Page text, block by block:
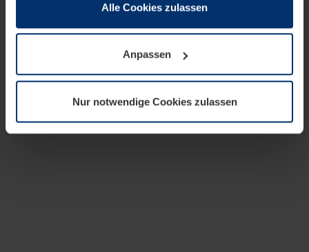
wenn diese für den Betrieb dieser Seite unbedingt
notwendig sind. Für alle anderen Cookie-Typen benötigen
wir Ihre Erlaubnis. Ihre Einwilligung können Sie jederzeit
Datenschutzerklärungunserer Website ändern oder
widerrufen.
Alle Cookies zulassen
Anpassen
Nur notwendige Cookies zulassen